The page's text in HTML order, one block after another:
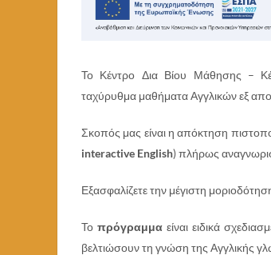
Το Κέντρο Δια Βίου Μάθησης –
ταχύρυθμα μαθήματα Αγγλικών εξ
Σκοπός μας είναι η απόκτηση
interactive English) πλήρως
Εξασφαλίζετε την μέγιστη
Το πρόγραμμαείναι ειδικά
βελτιώσουν τη γνώση της Αγγλικής